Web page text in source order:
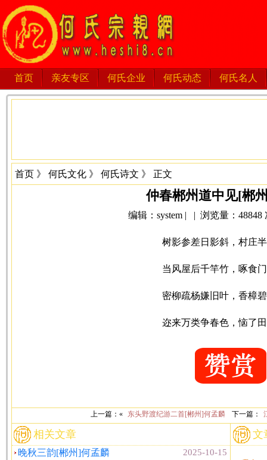
首页 亲友专区 何氏企业 何氏动态 何氏名人
首页 》 何氏文化 》 何氏诗文 》 正文
仲春郴州道中见[郴
编辑：system | | 浏览量：48848
树影参差日影斜，村庄
当风屋后千竿竹，啄食
密柳疏杨嫌旧叶，香樟
迩来万类争春色，恼了
上一篇：« 东头野渡纪游二首[郴州]何孟麟 下一篇：
相关文章
2025-10-15
晚秋三韵[郴州]何孟麟
文